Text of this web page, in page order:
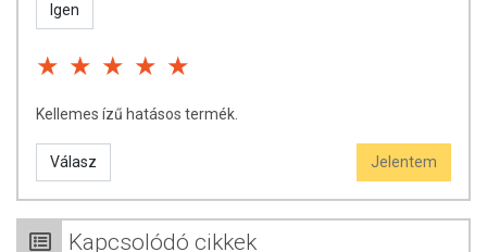
A termék alkalmazható cukorbetegség esetén
[(Bacillus coagulans BC513 LMG S-24828
Igen
Kellemes ízű hatásos termék.
Válasz Jelentem
Kapcsolódó cikkek